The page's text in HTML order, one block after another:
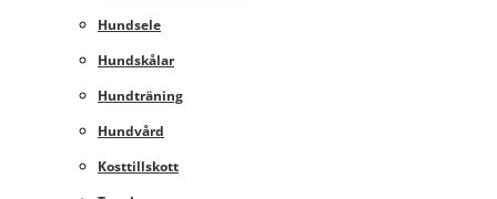
Hundsele
Hundskålar
Hundträning
Hundvård
Kosttillskott